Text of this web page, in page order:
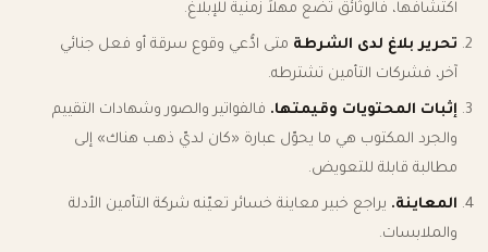
اكتشافها، فالوثائق تضع مهلاً زمنية للإبلاغ.
تحرير بلاغ لدى الشرطة متى ادُّعي وقوع سرقة أو فعل جنائي
آخر، فشركات التأمين تشترطه.
إثبات المحتويات وقيمتها. فالفواتير والصور وشهادات التقييم
والجرد المكتوب هي ما يحوّل عبارة «كان لديّ ذهب هناك» إلى
مطالبة قابلة للتعويض.
المعاينة. يراجع خبير معاينة خسائر تعيّنه شركة التأمين الأدلة
والملابسات.